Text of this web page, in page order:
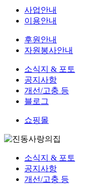
사업안내
이용안내
후원안내
자원봉사안내
소식지 & 포토
공지사항
개선/고충 등
블로그
쇼핑몰
소식지 & 포토
공지사항
개선/고충 등